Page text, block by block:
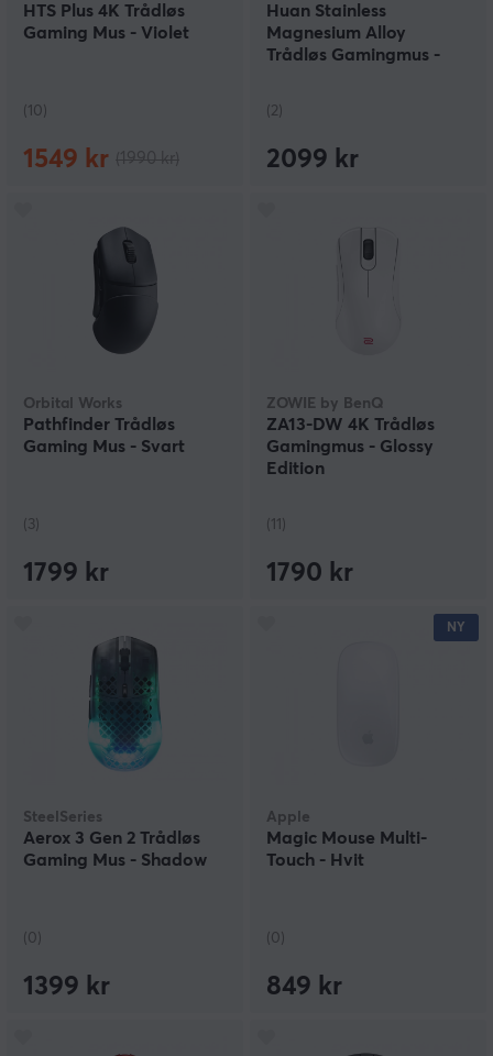
HTS Plus 4K Trådløs
Gaming Mus - Violet
(10)
1549 kr
Huan Stainless
Magnesium Alloy
Trådløs Gamingmus -
(2)
2099 kr
Orbital Works
Pathfinder Trådløs
Gaming Mus - Svart
(3)
1799 kr
ZOWIE by BenQ
ZA13-DW 4K Trådløs
Gamingmus - Glossy
Edition
(11)
1790 kr
SteelSeries
Aerox 3 Gen 2 Trådløs
Gaming Mus - Shadow
(0)
1399 kr
NY
Apple
Magic Mouse Multi-
Touch - Hvit
(0)
849 kr